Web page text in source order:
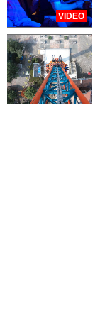
VIDEO